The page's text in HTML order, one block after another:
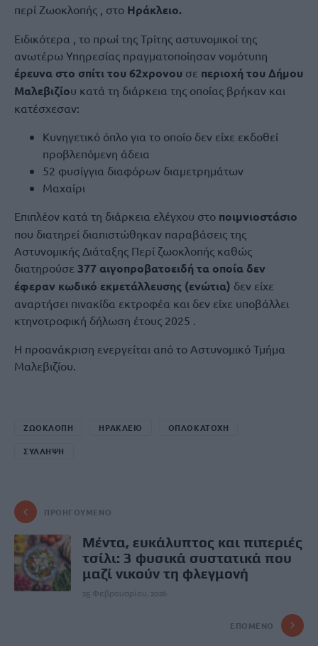
περί Ζωοκλοπής , στο Ηράκλειο.
Ειδικότερα , το πρωί της Τρίτης αστυνομικοί της
ανωτέρω Υπηρεσίας πραγματοποίησαν νομότυπη
έρευνα στo σπίτι του 62χρονου σε περιοχή του Δήμου
Μαλεβιζίου κατά τη διάρκεια της οποίας βρήκαν και
κατέσχεσαν:
Κυνηγετικό όπλο για το οποίο δεν είχε εκδοθεί
προβλεπόμενη άδεια
52 φυσίγγια διαφόρων διαμετρημάτων
Μαχαίρι
Επιπλέον κατά τη διάρκεια ελέγχου στο ποιμνιοστάσιο
που διατηρεί διαπιστώθηκαν παραβάσεις της
Αστυνομικής Διάταξης Περί ζωοκλοπής καθώς
διατηρούσε 377 αιγοπροβατοειδή τα οποία δεν
έφεραν κωδικό εκμετάλλευσης (ενώτια) δεν είχε
αναρτήσει πινακίδα εκτροφέα και δεν είχε υποβάλλει
κτηνοτροφική δήλωση έτους 2025 .
Η προανάκριση ενεργείται από το Αστυνομικό Τμήμα
Μαλεβιζίου.
ΖΩΟΚΛΟΠΗ ΗΡΑΚΛΕΙΟ ΟΠΛΟΚΑΤΟΧΗ
ΣΥΛΛΗΨΗ
ΠΡΟΗΓΟΎΜΕΝΟ
Μέντα, ευκάλυπτος και πιπεριές
τσίλι: 3 φυσικά συστατικά που
μαζί νικούν τη φλεγμονή
25 Φεβρουαρίου, 2026
ΕΠΌΜΕΝΟ